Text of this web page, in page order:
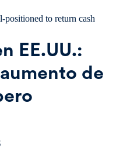
EE.UU.:
de